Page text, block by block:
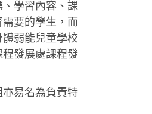
學習內容、課
要的學生，而
弱能兒童學校
發展處課程發
易名為負責特